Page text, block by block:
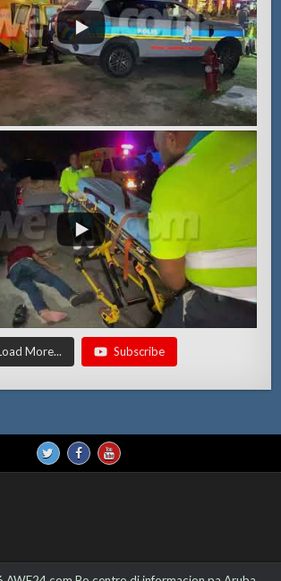
More... Subscribe